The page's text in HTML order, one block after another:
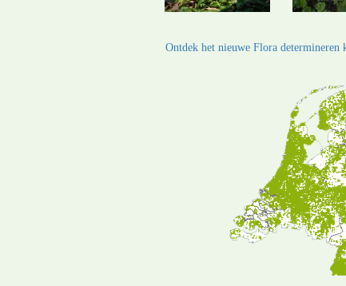
Ontdek het nieuwe Flora determineren